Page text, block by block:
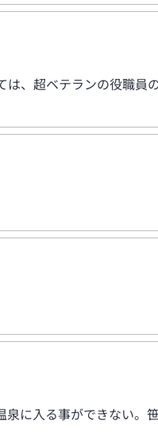
、超ベテランの役職員
に入る事ができない。